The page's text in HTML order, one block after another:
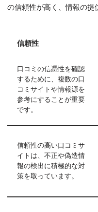
の信頼性が高く、情報の提
信頼性
口コミの信憑性を確認
するために、複数の口
コミサイトや情報源を
参考にすることが重要
です。
信頼性の高い口コミサ
イトは、不正や偽造情
報の検出に積極的な対
策を取っています。